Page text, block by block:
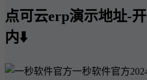
点可云erp演示地址-
内⬇️
一秒软件官方